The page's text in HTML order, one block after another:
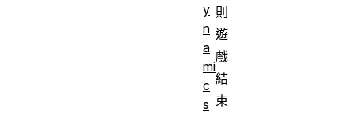
則
遊
戲
結
束
y
n
a
mi
c
s